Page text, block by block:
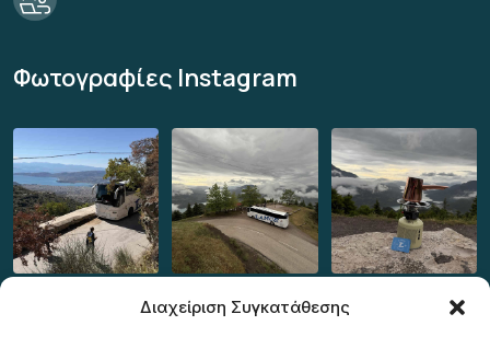
Διαχείριση Συγκατάθεσης
Φωτογραφίες Instagram